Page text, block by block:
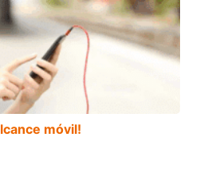
móvil!